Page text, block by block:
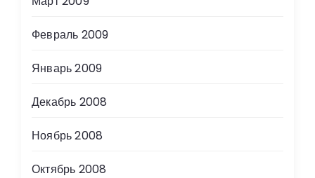
Февраль 2009
Январь 2009
Декабрь 2008
Ноябрь 2008
Октябрь 2008